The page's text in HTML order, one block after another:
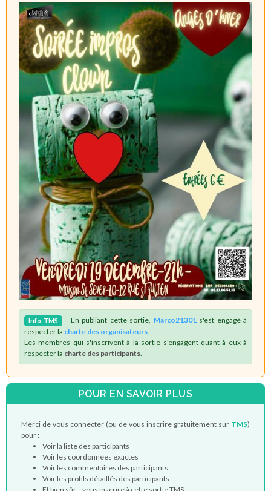
Info TMS En publiant cette sortie, Marco21301 s'est engagé à
respecter la charte des organisateurs
Les membres qui s'inscrivent à la sortie s'engagent quant à eux à
respecter la charte des participants
POUR EN SAVOIR PLUS
Merci de vous connecter (ou de vous inscrire gratuitement sur TMS)
pour :
Voir la liste des participants
Voir les coordonnées exactes
Voir les commentaires des participants
Voir les profils détaillés des participants